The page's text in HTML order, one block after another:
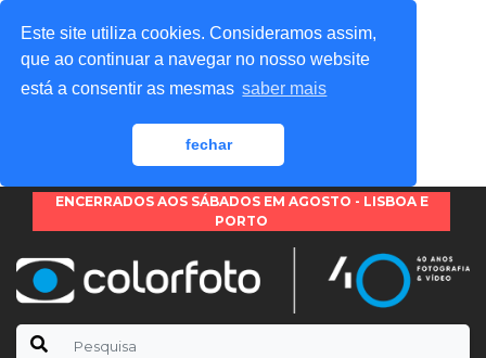
Este site utiliza cookies. Consideramos assim,
que ao continuar a navegar no nosso website
está a consentir as mesmas saber mais
fechar
ENCERRADOS AOS SÁBADOS EM AGOSTO - LISBOA E
PORTO